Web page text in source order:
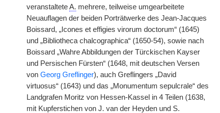
veranstalteteA. mehrere, teilweise umgearbeitete
Neuauflagen der beiden Porträtwerke des Jean-Jacques
Boissard, „Icones et effigies virorum doctorum“ (1645)
und „Bibliotheca chalcographica“ (1650-54), sowie nach
Boissard „Wahre Abbildungen der Türckischen Kayser
und Persischen Fürsten“ (1648, mit deutschen Versen
von Georg Greflinger), auch Greflingers „David
virtuosus“ (1643) und das „Monumentum sepulcrale“ des
Landgrafen Moritz von Hessen-Kassel in 4 Teilen (1638,
mit Kupferstichen von J. van der Heyden und S.